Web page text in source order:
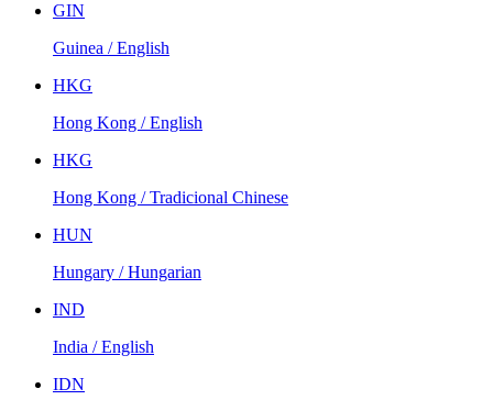
GIN
Guinea / English
HKG
Hong Kong / English
HKG
Hong Kong / Tradicional Chinese
HUN
Hungary / Hungarian
IND
India / English
IDN